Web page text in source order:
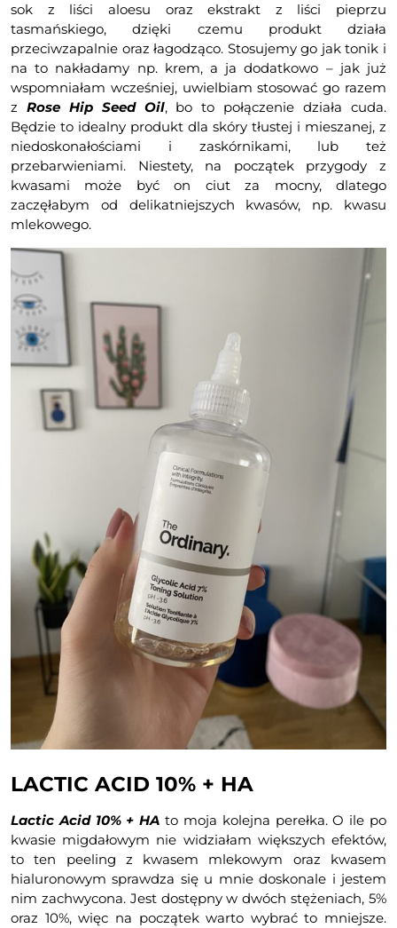
sok z liści aloesu oraz ekstrakt z liści pieprzu
tasmańskiego, dzięki czemu produkt działa
przeciwzapalnie oraz łagodząco. Stosujemy go jak tonik i
na to nakładamy np. krem, a ja dodatkowo – jak już
wspomniałam wcześniej, uwielbiam stosować go razem
z Rose Hip Seed Oil, bo to połączenie działa cuda.
Będzie to idealny produkt dla skóry tłustej i mieszanej, z
niedoskonałościami i zaskórnikami, lub też
przebarwieniami. Niestety, na początek przygody z
kwasami może być on ciut za mocny, dlatego
zaczęłabym od delikatniejszych kwasów, np. kwasu
mlekowego.
LACTIC ACID 10% + HA
Lactic Acid 10% + HA to moja kolejna perełka. O ile po
kwasie migdałowym nie widziałam większych efektów,
to ten peeling z kwasem mlekowym oraz kwasem
hialuronowym sprawdza się u mnie doskonale i jestem
nim zachwycona. Jest dostępny w dwóch stężeniach, 5%
oraz 10%, więc na początek warto wybrać to mniejsze.